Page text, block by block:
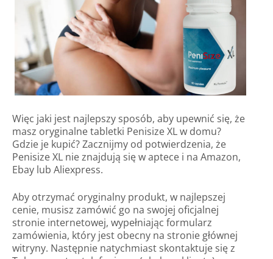
Więc jaki jest najlepszy sposób, aby upewnić się, że
masz oryginalne tabletki Penisize XL w domu?
Gdzie je kupić? Zacznijmy od potwierdzenia, że
Penisize XL nie znajdują się w aptece i na Amazon,
Ebay lub Aliexpress.
Aby otrzymać oryginalny produkt, w najlepszej
cenie, musisz zamówić go na swojej oficjalnej
stronie internetowej, wypełniając formularz
zamówienia, który jest obecny na stronie głównej
witryny. Następnie natychmiast skontaktuje się z